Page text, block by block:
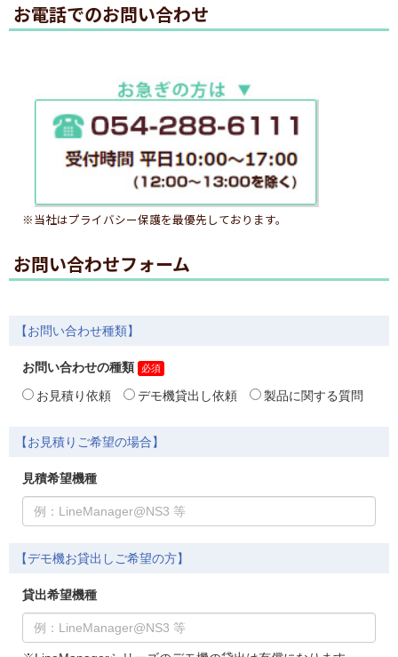
お電話でのお問い合わせ
※当社はプライバシー保護を最優先しております。
お問い合わせフォーム